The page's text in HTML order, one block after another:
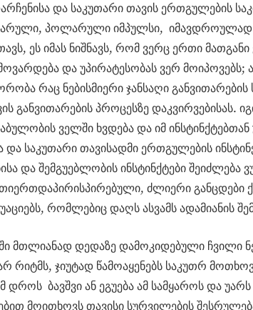
და საკუთარი თავის ერთგულების
პოლარული იმპულსი, იმავდროულად
ეს იმას ნიშნავს, რომ ვერც ერთი
და უპირატესობას ვერ
რაც ნებისმიერი ჯანსაღი
განვითარების პროცესზე დაკვირვებისას.
ველში ხვდება და იმ
და საკუთარი თავისადმი ერთგულების
და შემგუებლობის ინსტინქტები
ძლიერი განცდები
რომლებიც დაღს ასვამს ადამიანის
მთლიანად დედაზე დამოკიდებული ჩვილი
რიტმს, ჯიუტად წამოაყენებს საკუთრ
დროს ბავშვი ან ეგუება ამ სამყაროს და
მოითხოვს თავისი სურვილების